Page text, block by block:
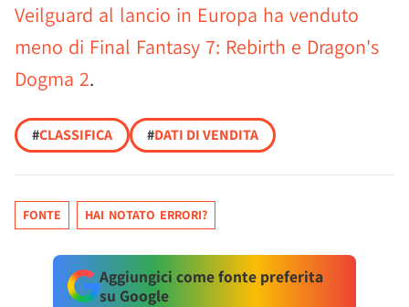
Veilguard al lancio in Europa ha venduto
meno di Final Fantasy 7: Rebirth e Dragon's
Dogma 2.
#CLASSIFICA #DATI DI VENDITA
FONTE HAI NOTATO ERRORI?
Aggiungici come fonte preferita
su Google